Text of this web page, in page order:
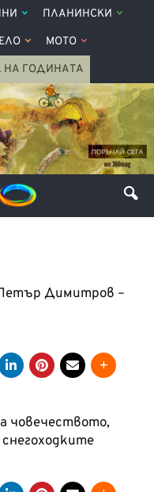
ПЛАНИНСКИ
МОТО
НА ГОДИНАТА
Димитров –
човечеството,